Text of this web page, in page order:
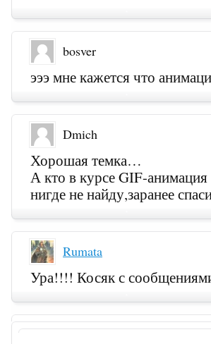
bosver
эээ мне кажется что
Dmich
Хорошая темка…
А кто в курсе GIF-анимация
нигде не найду,заранее
Rumata
Ура!!!! Косяк с